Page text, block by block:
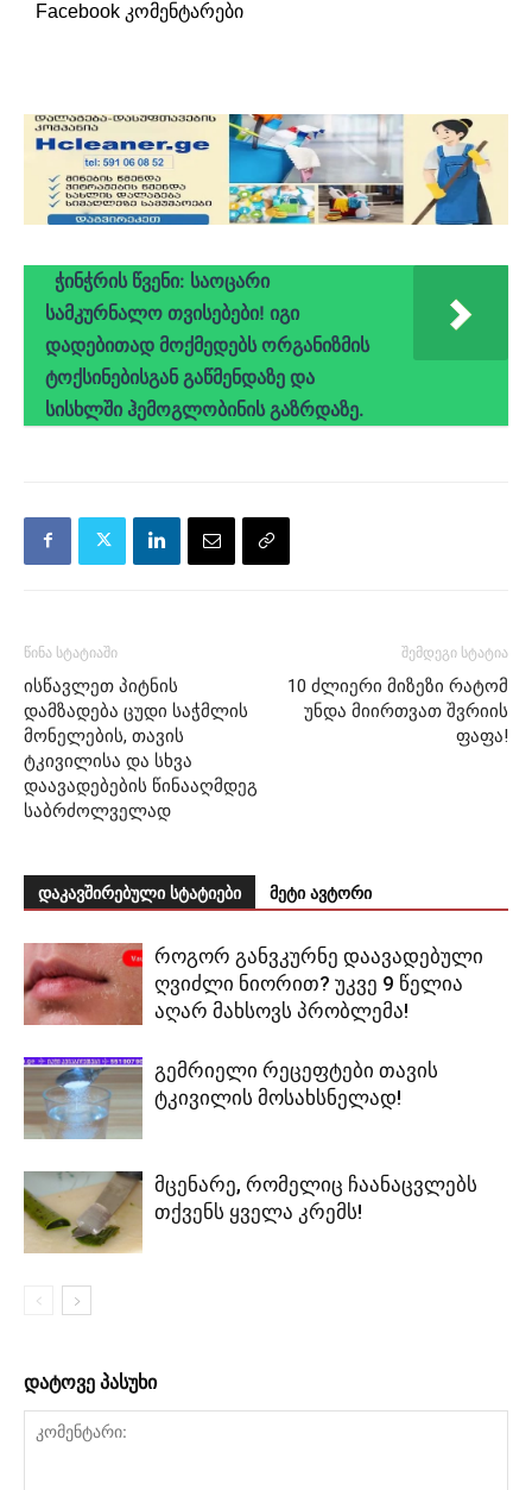
Facebook კომენტარები
ჭინჭრის წვენი: საოცარი
სამკურნალო თვისებები! იგი
დადებითად მოქმედებს ორგანიზმის
ტოქსინებისგან გაწმენდაზე და
სისხლში ჰემოგლობინის გაზრდაზე.
წინა სტატიაში
ისწავლეთ პიტნის
დამზადება ცუდი საჭმლის
მონელების, თავის
ტკივილისა და სხვა
დაავადებების წინააღმდეგ
საბრძოლველად
შემდეგი სტატია
10 ძლიერი მიზეზი რატომ
უნდა მიირთვათ შვრიის
ფაფა!
დაკავშირებული სტატიები მეტი ავტორი
როგორ განვკურნე დაავადებული
ღვიძლი ნიორით? უკვე 9 წელია
აღარ მახსოვს პრობლემა!
გემრიელი რეცეფტები თავის
ტკივილის მოსახსნელად!
მცენარე, რომელიც ჩაანაცვლებს
თქვენს ყველა კრემს!
დატოვე პასუხი